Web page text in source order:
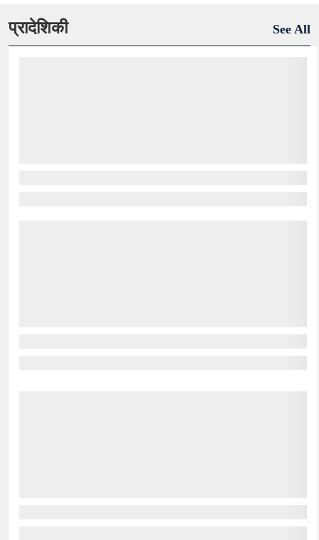
प्रादेशिकी See All